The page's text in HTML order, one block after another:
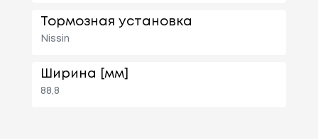
Тормозная установка
Nissin
Ширина [мм]
88,8